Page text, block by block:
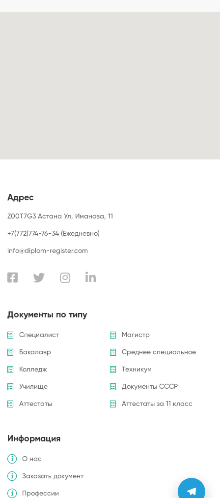
Адрес
Z00T7G3 Астана Ул, Иманова, 11
+7(772)774-76-34 (Ежедневно)
info@diplom-register.com
Документы по типу
Специалист Магистр
Бакалавр Среднее специальное
Колледж Техникум
Училище Документы СССР
Аттестаты Аттестаты за 11 класс
Информация
О нас
Заказать документ
Профессии